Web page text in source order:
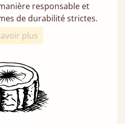
responsable et
de durabilité strictes.
plus